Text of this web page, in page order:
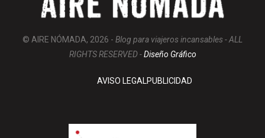
© AIRE NÓMADA, 2026 - Blog para viajeros incansables - ALL
RIGHTS RESERVED -Diseño Gráfico
AVISO LEGALPUBLICIDAD